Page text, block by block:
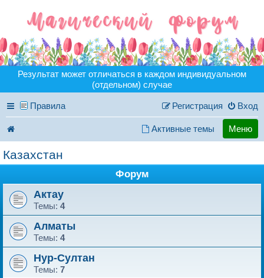
Результат может отличаться в каждом индивидуальном
(отдельном) случае
Правила Вход
Регистрация
Активные темы Меню
Казахстан
Форум
Актау
Темы: 4
Алматы
Темы: 4
Нур-Султан
Темы: 7